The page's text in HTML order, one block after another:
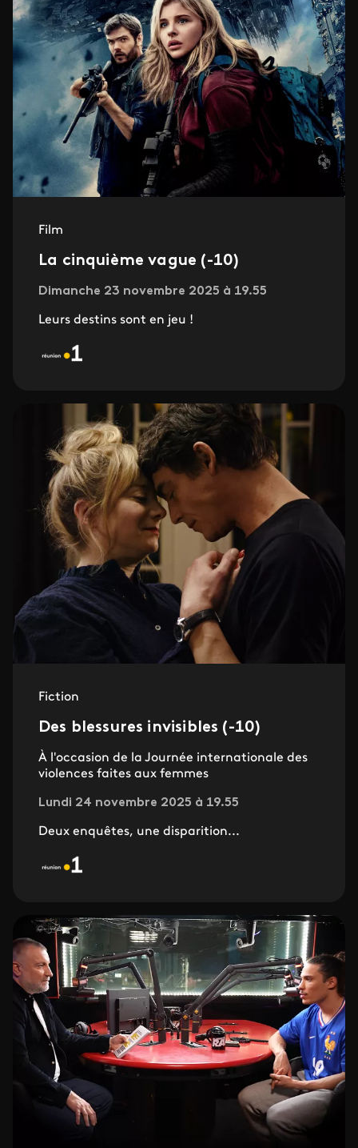
Film
La cinquième vague (-10)
Dimanche 23 novembre 2025 à 19.55
Leurs destins sont en jeu !
Fiction
Des blessures invisibles (-10)
À l'occasion de la Journée internationale des
violences faites aux femmes
Lundi 24 novembre 2025 à 19.55
Deux enquêtes, une disparition...